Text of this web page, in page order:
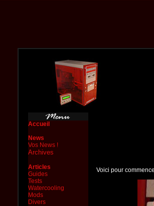
Accueil
News
Vos News !
Archives
Articles
Guides
Tests
Watercooling
Mods
Divers
Voici pour